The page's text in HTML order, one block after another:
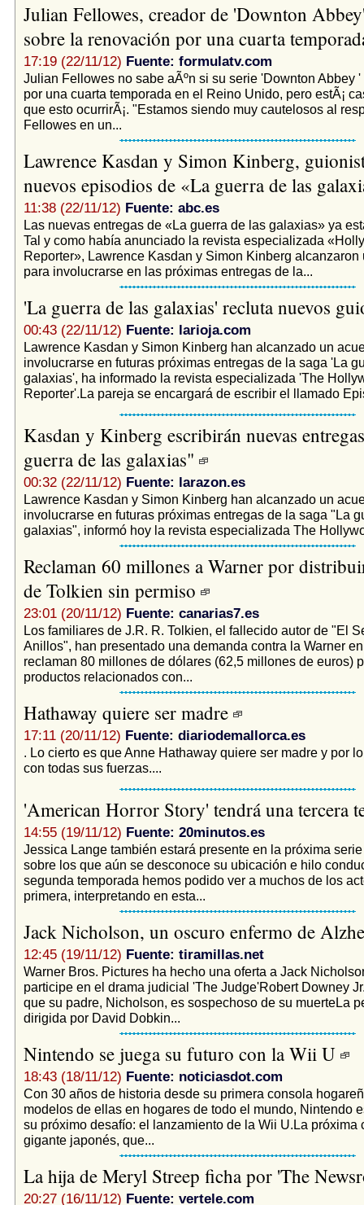
Julian Fellowes, creador de 'Downton
sobre la renovación por una cuarta
17:19 (22/11/12) Fuente: formulatv.com
Julian Fellowes no sabe aÃºn si su serie 'Downton Abbey '
por una cuarta temporada en el Reino Unido, pero estÃ¡
que esto ocurrirÃ¡. "Estamos siendo muy cautelosos al
Fellowes en un...
Lawrence Kasdan y Simon Kinberg,
nuevos episodios de «La guerra de las
11:38 (22/11/12) Fuente: abc.es
Las nuevas entregas de «La guerra de las galaxias» ya
Tal y como había anunciado la revista especializada
Reporter», Lawrence Kasdan y Simon Kinberg alcanzaron
para involucrarse en las próximas entregas de la...
'La guerra de las galaxias' recluta nuevos
00:43 (22/11/12) Fuente: larioja.com
Lawrence Kasdan y Simon Kinberg han alcanzado un
involucrarse en futuras próximas entregas de la saga 'La
galaxias', ha informado la revista especializada 'The
Reporter'.La pareja se encargará de escribir el llamado
Kasdan y Kinberg escribirán nuevas
guerra de las galaxias"
00:32 (22/11/12) Fuente: larazon.es
Lawrence Kasdan y Simon Kinberg han alcanzado un
involucrarse en futuras próximas entregas de la saga "La
galaxias", informó hoy la revista especializada The
Reclaman 60 millones a Warner por
de Tolkien sin permiso
23:01 (20/11/12) Fuente: canarias7.es
Los familiares de J.R. R. Tolkien, el fallecido autor de "El
Anillos", han presentado una demanda contra la Warner
reclaman 80 millones de dólares (62,5 millones de euros)
productos relacionados con...
Hathaway quiere ser madre
17:11 (20/11/12) Fuente: diariodemallorca.es
. Lo cierto es que Anne Hathaway quiere ser madre y por
con todas sus fuerzas....
'American Horror Story' tendrá una tercera
14:55 (19/11/12) Fuente: 20minutos.es
Jessica Lange también estará presente en la próxima
sobre los que aún se desconoce su ubicación e hilo
segunda temporada hemos podido ver a muchos de los
primera, interpretando en esta...
Jack Nicholson, un oscuro enfermo de
12:45 (19/11/12) Fuente: tiramillas.net
Warner Bros. Pictures ha hecho una oferta a Jack
participe en el drama judicial 'The Judge'Robert Downey
que su padre, Nicholson, es sospechoso de su muerteLa
dirigida por David Dobkin...
Nintendo se juega su futuro con la Wii U
18:43 (18/11/12) Fuente: noticiasdot.com
Con 30 años de historia desde su primera consola
modelos de ellas en hogares de todo el mundo, Nintendo
su próximo desafío: el lanzamiento de la Wii U.La próxima
gigante japonés, que...
La hija de Meryl Streep ficha por 'The
20:27 (16/11/12) Fuente: vertele.com